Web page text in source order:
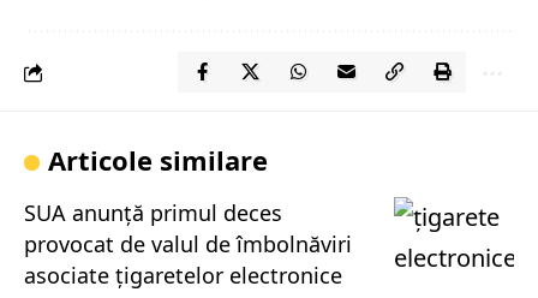
Articole similare
SUA anunță primul deces
provocat de valul de îmbolnăviri
asociate țigaretelor electronice